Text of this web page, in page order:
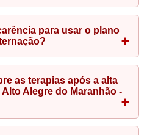
para usar o plano
as terapias após a alta
Alegre do Maranhão -